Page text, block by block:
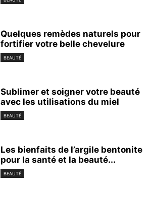
Quelques remèdes naturels pour
fortifier votre belle chevelure
BEAUTÉ
Sublimer et soigner votre beauté
avec les utilisations du miel
BEAUTÉ
Les bienfaits de l’argile bentonite
pour la santé et la beauté...
BEAUTÉ